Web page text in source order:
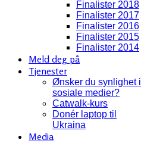
Finalister 2018
Finalister 2017
Finalister 2016
Finalister 2015
Finalister 2014
Meld deg på
Tjenester
Ønsker du synlighet i
sosiale medier?
Catwalk-kurs
Donér laptop til
Ukraina
Media